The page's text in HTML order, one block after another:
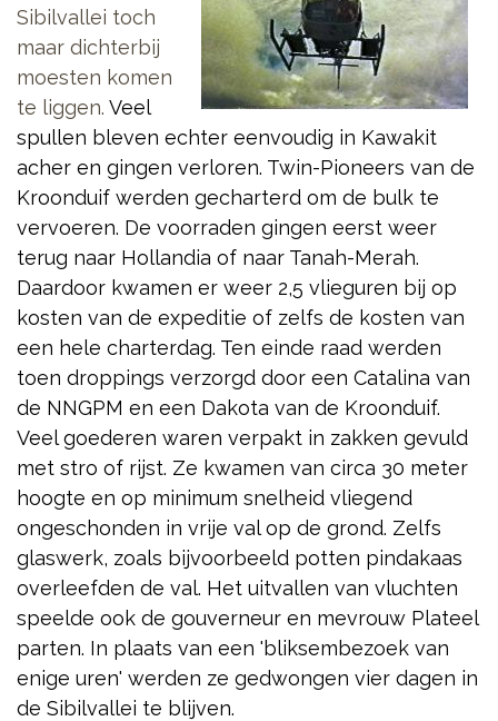
Sibilvallei toch
maar dichterbij
moesten komen
te liggen. Veel
spullen bleven echter eenvoudig in Kawakit
acher en gingen verloren. Twin-Pioneers van de
Kroonduif werden gecharterd om de bulk te
vervoeren. De voorraden gingen eerst weer
terug naar Hollandia of naar Tanah-Merah.
Daardoor kwamen er weer 2,5 vlieguren bij op
kosten van de expeditie of zelfs de kosten van
een hele charterdag. Ten einde raad werden
toen droppings verzorgd door een Catalina van
de NNGPM en een Dakota van de Kroonduif.
Veel goederen waren verpakt in zakken gevuld
met stro of rijst. Ze kwamen van circa 30 meter
hoogte en op minimum snelheid vliegend
ongeschonden in vrije val op de grond. Zelfs
glaswerk, zoals bijvoorbeeld potten pindakaas
overleefden de val. Het uitvallen van vluchten
speelde ook de gouverneur en mevrouw Plateel
parten. In plaats van een 'bliksembezoek van
enige uren' werden ze gedwongen vier dagen in
de Sibilvallei te blijven.